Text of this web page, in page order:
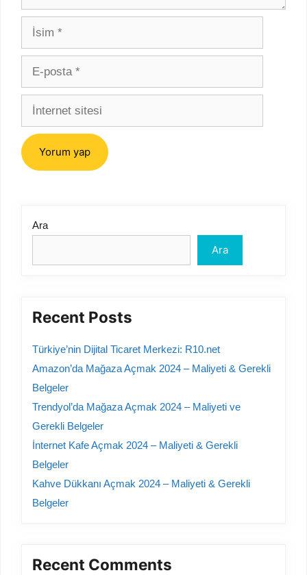
İsim
posta
İnternet
sitesi
Ara
Ara
Recent Posts
Türkiye’nin Dijital Ticaret Merkezi: R10.net
Amazon’da Mağaza Açmak 2024 – Maliyeti & Gerekli
Belgeler
Trendyol’da Mağaza Açmak 2024 – Maliyeti ve
Gerekli Belgeler
İnternet Kafe Açmak 2024 – Maliyeti & Gerekli
Belgeler
Kahve Dükkanı Açmak 2024 – Maliyeti & Gerekli
Belgeler
Recent Comments